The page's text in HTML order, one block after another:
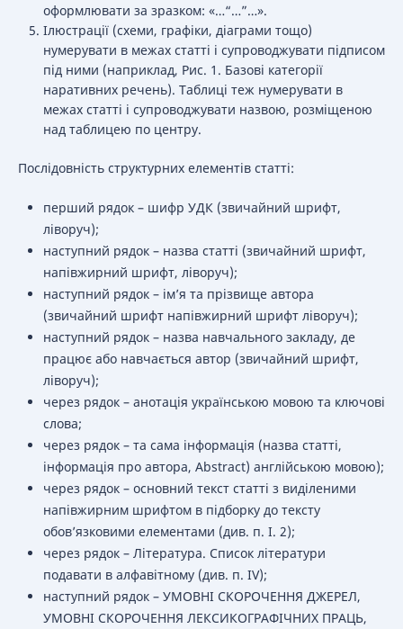
оформлювати за зразком: «…“…”…».
Ілюстрації (схеми, графіки, діаграми тощо)
нумерувати в межах статті і супроводжувати підписом
під ними (наприклад, Рис. 1. Базові категорії
наративних речень). Таблиці теж нумерувати в
межах статті і супроводжувати назвою, розміщеною
над таблицею по центру.
Послідовність структурних елементів статті:
перший рядок – шифр УДК (звичайний шрифт,
ліворуч);
наступний рядок – назва статті (звичайний шрифт,
напівжирний шрифт, ліворуч);
наступний рядок – ім’я та прізвище автора
(звичайний шрифт напівжирний шрифт ліворуч);
наступний рядок – назва навчального закладу, де
працює або навчається автор (звичайний шрифт,
ліворуч);
через рядок – анотація українською мовою та ключові
слова;
через рядок – та сама інформація (назва статті,
інформація про автора, Abstract) англійською мовою);
через рядок – основний текст статті з виділеними
напівжирним шрифтом в підборку до тексту
обов’язковими елементами (див. п. І. 2);
через рядок – Література. Список літератури
подавати в алфавітному (див. п. ІV);
наступний рядок – УМОВНІ СКОРОЧЕННЯ ДЖЕРЕЛ,
УМОВНІ СКОРОЧЕННЯ ЛЕКСИКОГРАФІЧНИХ ПРАЦЬ,